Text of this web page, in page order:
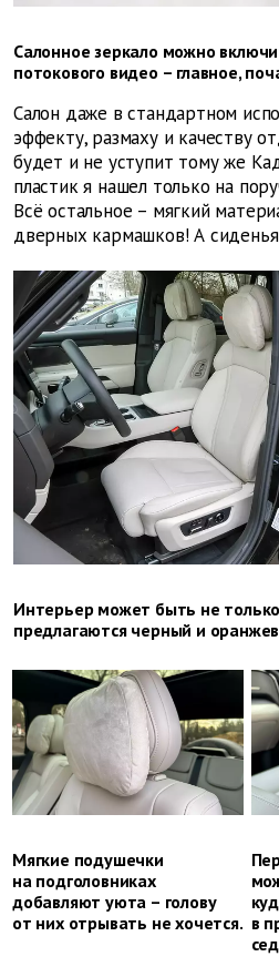
Салонное зеркало можно
потокового видео – главное,
Салон даже в стандартном
эффекту, размаху и качеству
будет и не уступит тому же
пластик я нашел только на
Всё остальное – мягкий
дверных кармашков! А
Интерьер может быть не
предлагаются черный и
Мягкие подушечки
на подголовниках
добавляют уюта – голову
от них отрывать не хочется. в